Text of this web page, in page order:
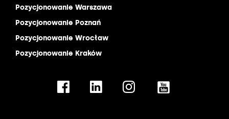
Pozycjonowanie Warszawa
Pozycjonowanie Poznań
Pozycjonowanie Wrocław
Pozycjonowanie Kraków